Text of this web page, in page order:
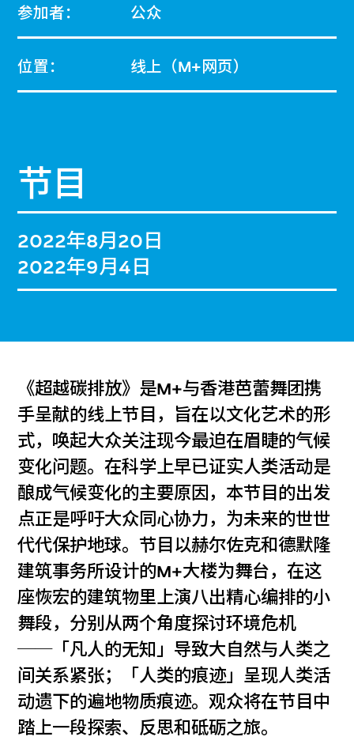
参加者： 公众
位置： 线上（M+网页）
节目
2022年8月20日
2022年9月4日
《超越碳排放》是M+与香港芭蕾舞团携
手呈献的线上节目，旨在以文化艺术的形
式，唤起大众关注现今最迫在眉睫的气候
变化问题。在科学上早已证实人类活动是
酿成气候变化的主要原因，本节目的出发
点正是呼吁大众同心协力，为未来的世世
代代保护地球。节目以赫尔佐克和德默隆
建筑事务所设计的M+大楼为舞台，在这
座恢宏的建筑物里上演八出精心编排的小
舞段，分别从两个角度探讨环境危机
──「凡人的无知」导致大自然与人类之
间关系紧张；「人类的痕迹」呈现人类活
动遗下的遍地物质痕迹。观众将在节目中
踏上一段探索、反思和砥砺之旅。